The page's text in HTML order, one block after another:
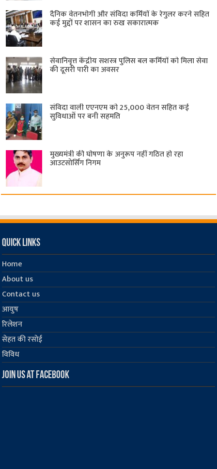
दैनिक वेतनभोगी और संविदा कर्मियों के रेगुलर करने सहित
कई मुद्दों पर शासन का रुख सकारात्मक
सेवानिवृत्त केंद्रीय सशस्त्र पुलिस बल ​कर्मियों को मिला सेवा
की दूसरी पारी का अवसर
संविदा वाली एएनएम को 25,000 वेतन सहित कई
सुविधाओं पर बनी सहमति
मुख्यमंत्री की घोषणा के अनुरूप नहीं गठित हो रहा
आउटसोर्सिंग निगम
Quick Links
Home
About us
Contact us
आयुष
रिलेशन
सेहत की रसोई
विविध
Join us at Facebook